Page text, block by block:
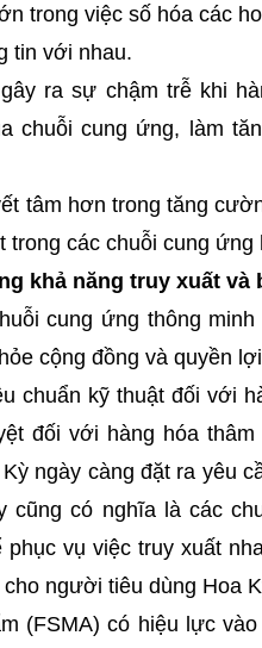
trong việc số hóa các
tin với nhau.
ra sự chậm trễ khi
chuỗi cung ứng, làm
tâm hơn trong tăng
trong các chuỗi cung ứng
khả năng truy xuất
cung ứng thông
cộng đồng và quyền
chuẩn kỹ thuật đối với
đối với hàng hóa
ngày càng đặt ra yêu
cũng có nghĩa là các
phục vụ việc truy xuất
người tiêu dùng Hoa
(FSMA) có hiệu lực